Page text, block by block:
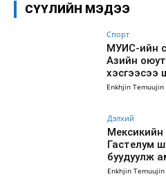
СҮҮЛИЙН МЭДЭЭ
Спорт
МУИС-ийн
Азийн
хэсгээсээ
Enkhjin Temuujin
Дэлхий
Мексикийн
Гастелум
буудуулж
Enkhjin Temuujin